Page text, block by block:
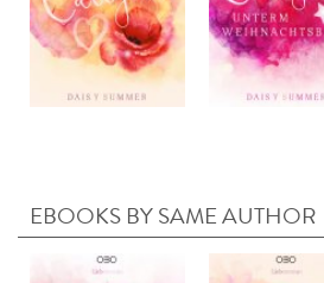
EBOOKS BY SAME AUTHOR